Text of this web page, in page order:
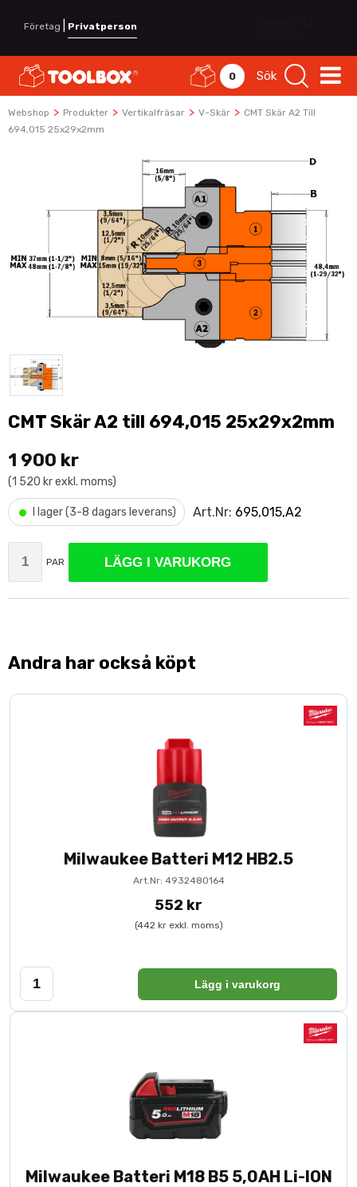
Företag Privatperson
0 Sök
Webshop > Produkter > Vertikalfräsar > V-Skär > CMT Skär A2 Till
694,015 25x29x2mm
CMT Skär A2 till 694,015 25x29x2mm
1 900 kr
(1 520 kr exkl. moms)
• I lager (3-8 dagars leverans) Art.Nr: 695,015,A2
PAR LÄGG I VARUKORG
Andra har också köpt
Milwaukee Batteri M12 HB2.5
Art.Nr: 4932480164
552 kr
(442 kr exkl. moms)
Lägg i varukorg
Milwaukee Batteri M18 B5 5,0AH Li-ION